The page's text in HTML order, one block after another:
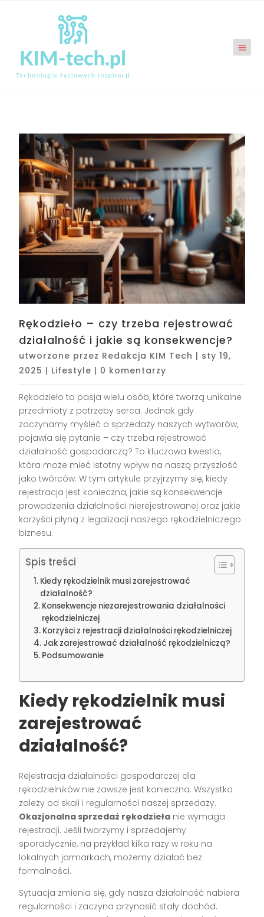
Rękodzieło – czy trzeba rejestrować
działalność i jakie są konsekwencje?
utworzone przez Redakcja KIM Tech | sty 19,
2025 | Lifestyle | 0 komentarzy
Rękodzieło to pasja wielu osób, które tworzą unikalne
przedmioty z potrzeby serca. Jednak gdy
zaczynamy myśleć o sprzedaży naszych wytworów,
pojawia się pytanie – czy trzeba rejestrować
działalność gospodarczą? To kluczowa kwestia,
która może mieć istotny wpływ na naszą przyszłość
jako twórców. W tym artykule przyjrzymy się, kiedy
rejestracja jest konieczna, jakie są konsekwencje
prowadzenia działalności nierejestrowanej oraz jakie
korzyści płyną z legalizacji naszego rękodzielniczego
biznesu.
Spis treści
Kiedy rękodzielnik musi zarejestrować
działalność?
Konsekwencje niezarejestrowania działalności
rękodzielniczej
Korzyści z rejestracji działalności rękodzielniczej
Jak zarejestrować działalność rękodzielniczą?
Podsumowanie
Kiedy rękodzielnik musi
zarejestrować
działalność?
Rejestracja działalności gospodarczej dla
rękodzielników nie zawsze jest konieczna. Wszystko
zależy od skali i regularności naszej sprzedaży.
Okazjonalna sprzedaż rękodzieła nie wymaga
rejestracji. Jeśli tworzymy i sprzedajemy
sporadycznie, na przykład kilka razy w roku na
lokalnych jarmarkach, możemy działać bez
formalności.
Sytuacja zmienia się, gdy nasza działalność nabiera
regularności i zaczyna przynosić stały dochód.